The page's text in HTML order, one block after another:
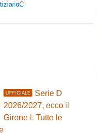
UFFICIALE
Serie D
2026/2027, ecco il
Girone I. Tutte le